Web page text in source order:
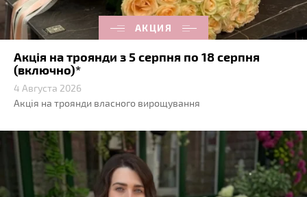
АКЦИЯ
Акція на троянди з 5 серпня по 18 серпня
(включно)*
4 Августа 2026
Акція на троянди власного вирощування